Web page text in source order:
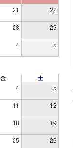
21 22
28 29
4 5
金 土
4 5
11 12
18 19
25 26